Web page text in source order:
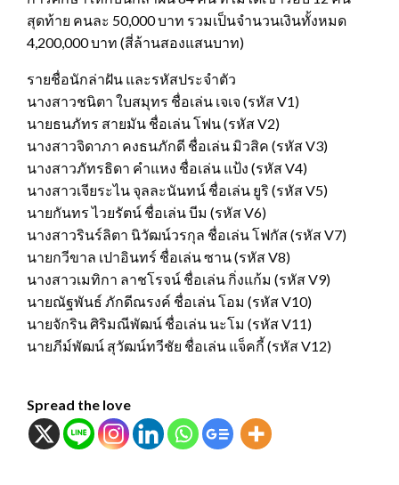
สุดท้าย คนละ 50,000 บาท รวมเป็นจำนวนเงินทั้งหมด
4,200,000 บาท (สี่ล้านสองแสนบาท)
รายชื่อนักล่าฝัน และรหัสประจำตัว
นางสาวชนิตา ใบสมุทร ชื่อเล่น เจเจ (รหัส V1)
นายธนภัทร สายมัน ชื่อเล่น โฟน (รหัส V2)
นางสาวจิดาภา คงธนภักดี ชื่อเล่น มิวสิค (รหัส V3)
นางสาวภัทรธิดา คำแหง ชื่อเล่น แป้ง (รหัส V4)
นางสาวเจียระไน จุลละนันทน์ ชื่อเล่น ยูริ (รหัส V5)
นายกันทร ไวยรัตน์ ชื่อเล่น บีม (รหัส V6)
นางสาวรินร์ลิตา นิวัฒน์วรกุล ชื่อเล่น โฟกัส (รหัส V7)
นายกวีขาล เปาอินทร์ ชื่อเล่น ซาน (รหัส V8)
นางสาวเมทิกา ลาชโรจน์ ชื่อเล่น กิ่งแก้ม (รหัส V9)
นายณัฐพันธ์ ภักดีณรงค์ ชื่อเล่น โอม (รหัส V10)
นายจักริน ศิริมณีพัฒน์ ชื่อเล่น นะโม (รหัส V11)
นายภีม์พัฒน์ สุวัฒน์ทวีชัย ชื่อเล่น แจ็คกี้ (รหัส V12)
Spread the love